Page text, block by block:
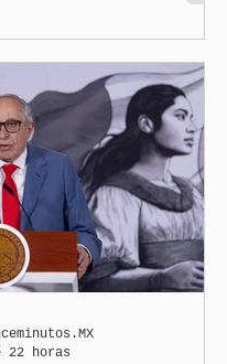
amplió la revisión
digital de
mientras
busca cerrar el
llamado “turismo de
y reforzar los
migratorios.
22 horas